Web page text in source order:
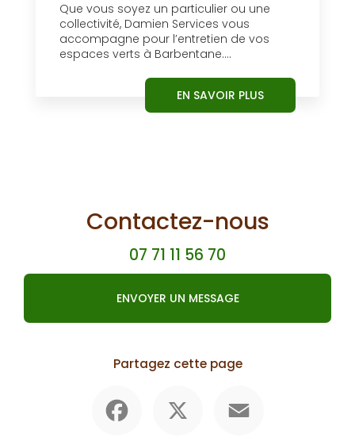
Que vous soyez un particulier ou une
collectivité, Damien Services vous
accompagne pour l’entretien de vos
espaces verts à Barbentane....
EN SAVOIR PLUS
Contactez-nous
07 71 11 56 70
ENVOYER UN MESSAGE
Partagez cette page